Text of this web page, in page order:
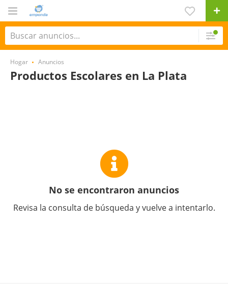
Hogar Anuncios
Productos Escolares en La Plata
No se encontraron anuncios
Revisa la consulta de búsqueda y vuelve a intentarlo.